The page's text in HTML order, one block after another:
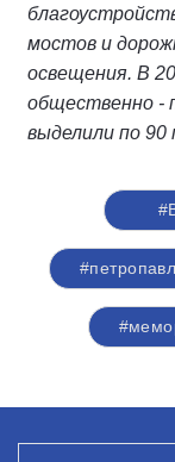
мостов и
освещения. В
общественно -
выделили по 90